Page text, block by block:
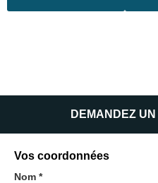
DEMANDEZ
Vos coordonnées
Nom *